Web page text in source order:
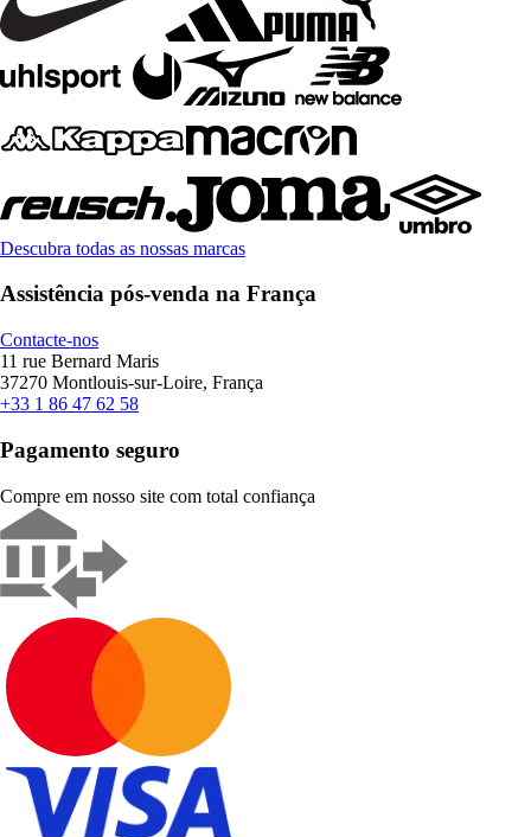
Descubra todas as nossas marcas
Assistência pós-venda na França
Contacte-nos
11 rue Bernard Maris
37270 Montlouis-sur-Loire, França
+33 1 86 47 62 58
Pagamento seguro
Compre em nosso site com total confiança